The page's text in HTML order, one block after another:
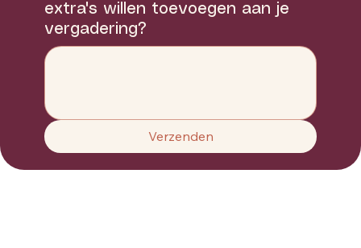
extra's willen toevoegen aan je
vergadering?
Verzenden